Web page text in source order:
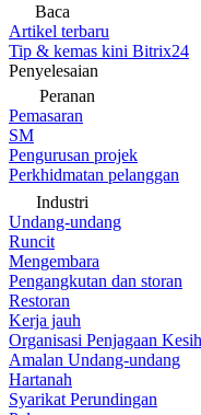
Baca
Artikel terbaru
Tip & kemas kini Bitrix24
Penyelesaian
Peranan
Pemasaran
SM
Pengurusan projek
Perkhidmatan pelanggan
Industri
Undang-undang
Runcit
Mengembara
Pengangkutan dan storan
Restoran
Kerja jauh
Organisasi Penjagaan
Amalan Undang-undang
Hartanah
Syarikat Perundingan